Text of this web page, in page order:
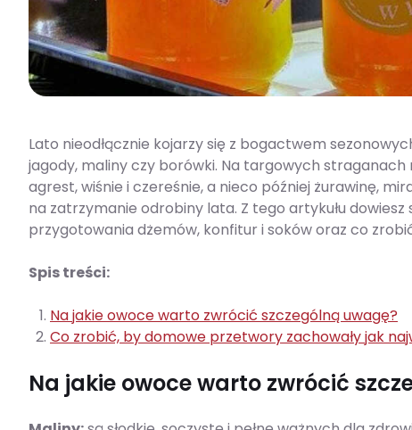
Lato nieodłącznie kojarzy się z bogactwem
jagody, maliny czy borówki. Na targowych
agrest, wiśnie i czereśnie, a nieco później żurawinę,
na zatrzymanie odrobiny lata. Z tego artykułu
przygotowania dżemów, konfitur i soków oraz co
Spis treści:
Na jakie owoce warto zwrócić szczególną uwagę?
Co zrobić, by domowe przetwory zachowały jak
Na jakie owoce warto zwrócić